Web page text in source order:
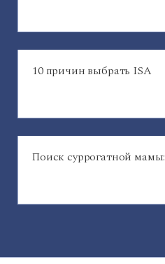
10 причин выбрать ISA
Поиск суррогатной